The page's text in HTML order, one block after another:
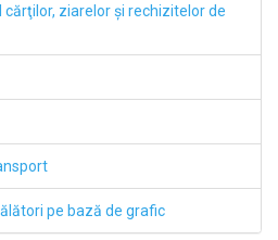
ziarelor şi rechizitelor de
pe bază de grafic